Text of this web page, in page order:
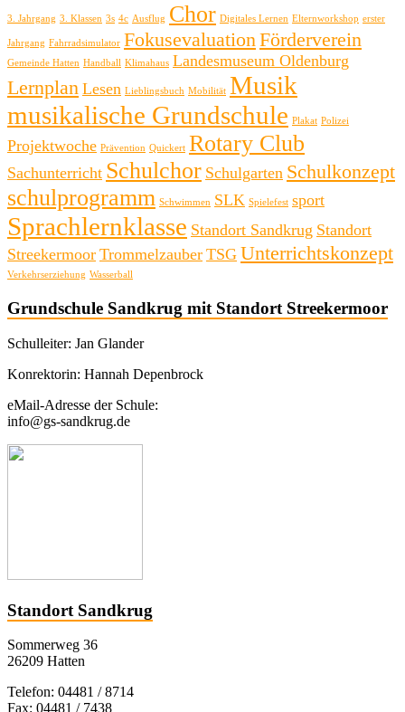
3. Jahrgang 3. Klassen 3s 4c Ausflug Chor Digitales Lernen Elternworkshop erster
Jahrgang Fahrradsimulator FokusevaluationFörderverein
Gemeinde Hatten Handball Klimahaus Landesmuseum Oldenburg
Lernplan Lesen Lieblingsbuch Mobilität Musik
musikalische Grundschule Plakat Polizei
Projektwoche Prävention Quickert Rotary Club
Sachunterricht Schulchor Schulgarten Schulkonzept
schulprogramm Schwimmen SLK Spielefest sport
Sprachlernklasse Standort Sandkrug Standort
Streekermoor Trommelzauber TSG Unterrichtskonzept
Verkehrserziehung Wasserball
Grundschule Sandkrug mit Standort Streekermoor
Schulleiter: Jan Glander
Konrektorin: Hannah Depenbrock
eMail-Adresse der Schule:
info@gs-sandkrug.de
Standort Sandkrug
Sommerweg 36
26209 Hatten
Telefon: 04481 / 8714
Fax: 04481 / 7438